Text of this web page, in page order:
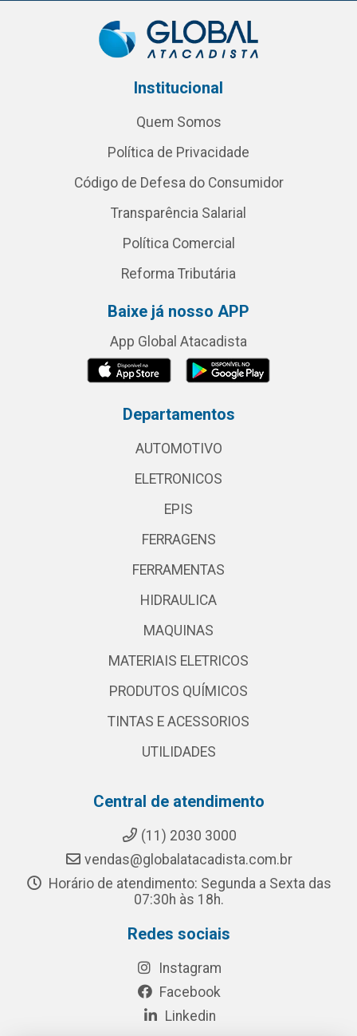
Institucional
Quem Somos
Política de Privacidade
Código de Defesa do Consumidor
Transparência Salarial
Política Comercial
Reforma Tributária
Baixe já nosso APP
App Global Atacadista
Departamentos
AUTOMOTIVO
ELETRONICOS
EPIS
FERRAGENS
FERRAMENTAS
HIDRAULICA
MAQUINAS
MATERIAIS ELETRICOS
PRODUTOS QUÍMICOS
TINTAS E ACESSORIOS
UTILIDADES
Central de atendimento
(11) 2030 3000
vendas@globalatacadista.com.br
Horário de atendimento: Segunda a Sexta das
07:30h às 18h.
Redes sociais
Instagram
Facebook
Linkedin